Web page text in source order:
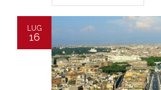
LUG
16